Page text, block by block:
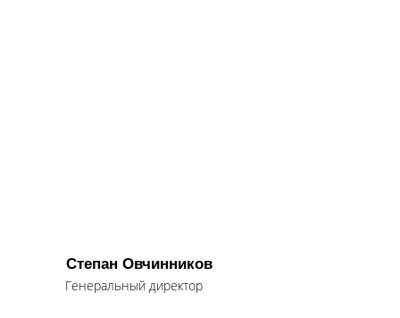
Генеральный директор
Степан Овчинников